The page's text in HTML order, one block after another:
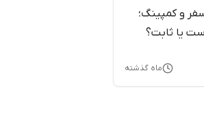
و کمپینگ؛
یا ثابت؟
ماه گذشته